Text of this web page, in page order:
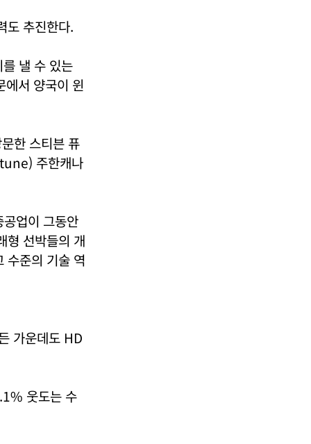
도 추진한다.
낼 수 있는
에서 양국이 윈
한 스티븐 퓨
주한캐나
업이 그동안
형 선박들의 개
수준의 기술 역
가운데도 HD
웃도는 수